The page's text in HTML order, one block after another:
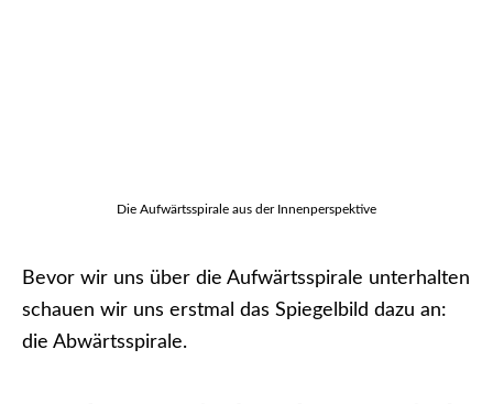
Die Aufwärtsspirale aus der Innenperspektive
Bevor wir uns über die Aufwärtsspirale unterhalten
schauen wir uns erstmal das Spiegelbild dazu an:
die Abwärtsspirale.